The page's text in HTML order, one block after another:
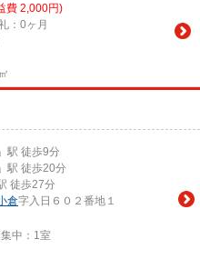
費 2,000円)
：0ヶ月
」駅 徒歩9分
」駅 徒歩20分
徒歩27分
倉字入日６０２番地１
中： 1室